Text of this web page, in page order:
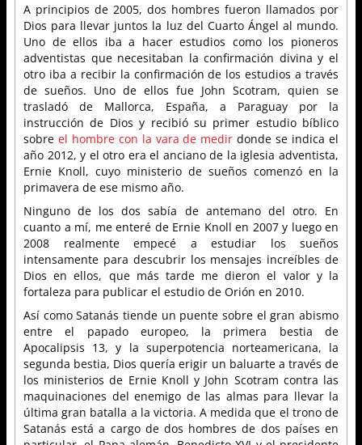
A principios de 2005, dos hombres fueron llamados por
Dios para llevar juntos la luz del Cuarto Ángel al mundo.
Uno de ellos iba a hacer estudios como los pioneros
adventistas que necesitaban la confirmación divina y el
otro iba a recibir la confirmación de los estudios a través
de sueños. Uno de ellos fue John Scotram, quien se
trasladó de Mallorca, España, a Paraguay por la
instrucción de Dios y recibió su primer estudio bíblico
sobre el hombre con la vara de medir donde se indica el
año 2012, y el otro era el anciano de la iglesia adventista,
Ernie Knoll, cuyo ministerio de sueños comenzó en la
primavera de ese mismo año.
Ninguno de los dos sabía de antemano del otro. En
cuanto a mí, me enteré de Ernie Knoll en 2007 y luego en
2008 realmente empecé a estudiar los sueños
intensamente para descubrir los mensajes increíbles de
Dios en ellos, que más tarde me dieron el valor y la
fortaleza para publicar el estudio de Orión en 2010.
Así como Satanás tiende un puente sobre el gran abismo
entre el papado europeo, la primera bestia de
Apocalipsis 13, y la superpotencia norteamericana, la
segunda bestia, Dios quería erigir un baluarte a través de
los ministerios de Ernie Knoll y John Scotram contra las
maquinaciones del enemigo de las almas para llevar la
última gran batalla a la victoria. A medida que el trono de
Satanás está a cargo de dos hombres de dos países en